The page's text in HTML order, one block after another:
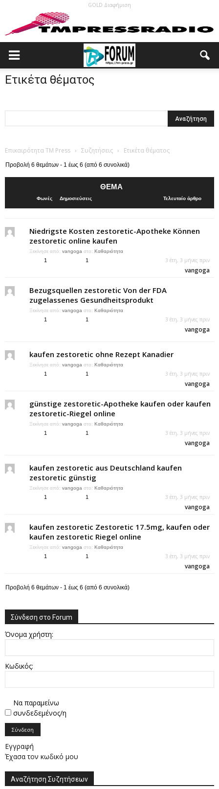
GOLD Διαφήμιση
Ετικέτα θέματος
Επικαιρότητα TM Press › Συζητήσεις › Ετικέτα θέματος
Προβολή 6 θεμάτων - 1 έως 6 (από 6 συνολικά)
ΘΈΜΑ
Φωνές Δημοσιεύσεις Τελευταίο άρθρο
Niedrigste Kosten zestoretic-Apotheke Können
zestoretic online kaufen
Ξεκίνησε από: vangoga στο: Καθαριότητα
1 1 3 έτη, 3 μήνες πριν
vangoga
Bezugsquellen zestoretic Von der FDA
zugelassenes Gesundheitsprodukt
Ξεκίνησε από: vangoga στο: Καθαριότητα
1 1 3 έτη, 3 μήνες πριν
vangoga
kaufen zestoretic ohne Rezept Kanadier
Ξεκίνησε από: vangoga στο: Καθαριότητα
1 1 3 έτη, 3 μήνες πριν
vangoga
günstige zestoretic-Apotheke kaufen oder kaufen
zestoretic-Riegel online
Ξεκίνησε από: vangoga στο: Καθαριότητα
1 1 3 έτη, 3 μήνες πριν
vangoga
kaufen zestoretic aus Deutschland kaufen
zestoretic günstig
Ξεκίνησε από: vangoga στο: Καθαριότητα
1 1 3 έτη, 3 μήνες πριν
vangoga
kaufen zestoretic Zestoretic 17.5mg, kaufen oder
kaufen zestoretic Riegel online
Ξεκίνησε από: vangoga στο: Καθαριότητα
1 1 3 έτη, 3 μήνες πριν
vangoga
Προβολή 6 θεμάτων - 1 έως 6 (από 6 συνολικά)
Σύνδεση στο Forum
Όνομα χρήστη:
Κωδικός:
Να παραμείνω
συνδεδεμένος/η
Σύνδεση
Εγγραφή
Έχασα τον κωδικό μου
Αναζήτηση Συζητήσεων